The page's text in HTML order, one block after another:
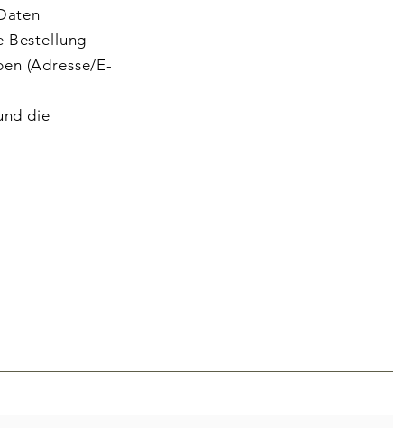
Bestellung
(Adresse/E-
die